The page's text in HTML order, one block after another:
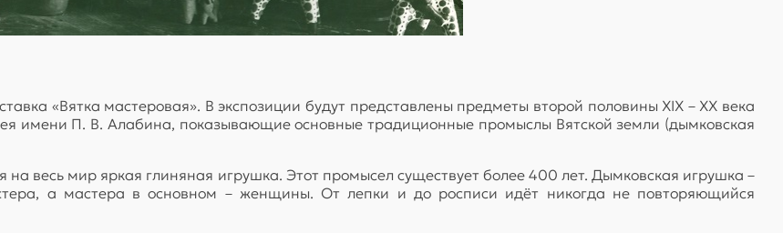
«Вятка мастеровая». В экспозиции будут представлены предметы второй половины ХIХ – ХХ века
имени П. В. Алабина, показывающие основные традиционные промыслы Вятской земли (дымковская
весь мир яркая глиняная игрушка. Этот промысел существует более 400 лет. Дымковская игрушка –
а мастера в основном – женщины. От лепки и до росписи идёт никогда не повторяющийся